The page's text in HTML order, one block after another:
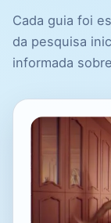
Cada guia foi
da pesquisa
informada